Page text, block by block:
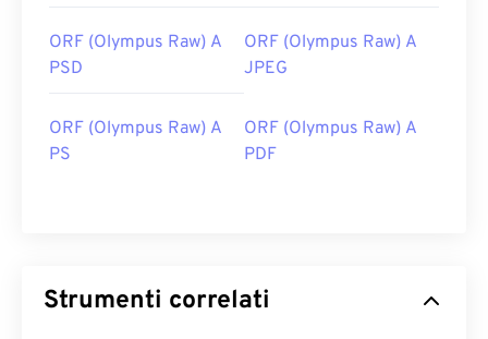
ORF (Olympus Raw) A
PSD
ORF (Olympus Raw) A
JPEG
ORF (Olympus Raw) A
PS
ORF (Olympus Raw) A
PDF
Strumenti correlati